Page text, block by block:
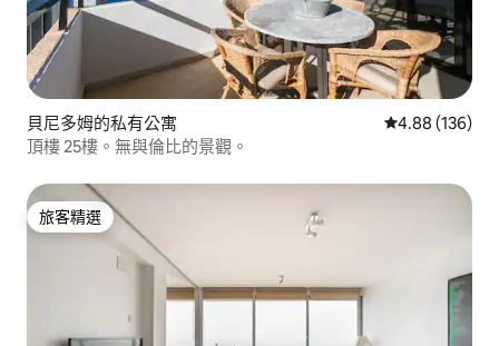
貝尼多姆的私有公寓 從 136 則評價
4.88 (136)
頂樓 25樓。無與倫比的景觀。
旅客精選
旅客精選